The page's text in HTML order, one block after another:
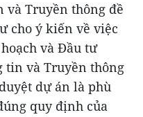
và Truyền thông đề
cho ý kiến về việc
và Đầu tư
tin và Truyền thông
dự án là phù
quy định của